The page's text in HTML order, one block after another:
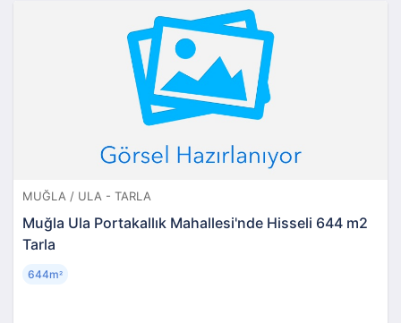
MUĞLA / ULA - TARLA
Muğla Ula Portakallık Mahallesi'nde Hisseli 644 m2
Tarla
644m²